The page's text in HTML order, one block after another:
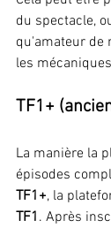
du spectacle,
qu'amateur de
les
TF1+
La manière la
épisodes
TF1+, la
TF1 . Après